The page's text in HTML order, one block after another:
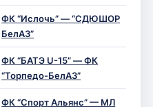
ФК “Ислочь” — “СДЮШОР
БелАЗ”
ФК “БАТЭ U-15” — ФК
“Торпедо-БелАЗ”
ФК “Спорт Альянс” — МЛ